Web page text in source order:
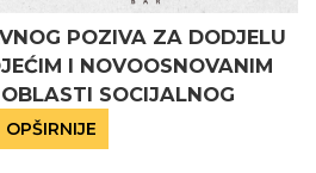
POZIVA ZA DODJELU
I NOVOOSNOVANIM
SOCIJALNOG
OPŠIRNIJE